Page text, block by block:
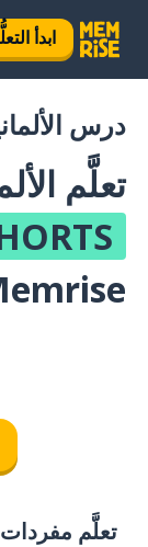
ابدأ
درس
تعلَّم
تعلَّم